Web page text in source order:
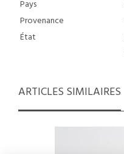
Pays
Provenance
État
ARTICLES SIMILAIRES